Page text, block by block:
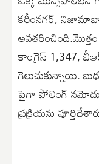
కరీంనగర్,
అవతరించింది.మొత్తం
కాంగ్రెస్ 1,347,
గెలుచుకున్నాయి.
పైగా పోలింగ్ నమోదు
ప్రక్రియను